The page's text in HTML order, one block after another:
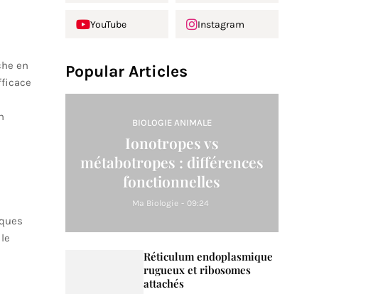
en
YouTube Instagram
Popular Articles
BIOLOGIE ANIMALE
Ionotropes vs
métabotropes : différences
fonctionnelles
Ma Biologie - 09:24
Réticulum endoplasmique
rugueux et ribosomes
attachés